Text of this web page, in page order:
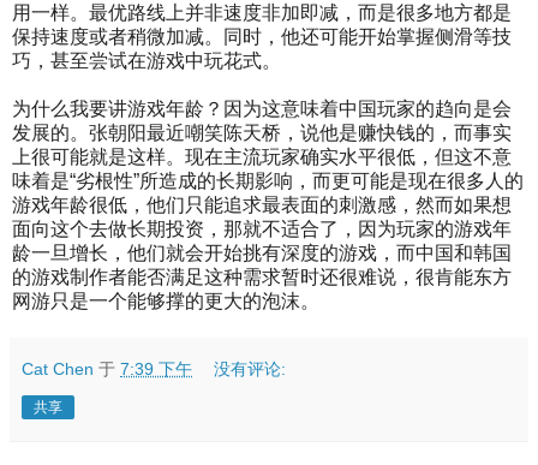
用一样。最优路线上并非速度非加即减，而是很多地方都是
保持速度或者稍微加减。同时，他还可能开始掌握侧滑等技
巧，甚至尝试在游戏中玩花式。
为什么我要讲游戏年龄？因为这意味着中国玩家的趋向是会
发展的。张朝阳最近嘲笑陈天桥，说他是赚快钱的，而事实
上很可能就是这样。现在主流玩家确实水平很低，但这不意
味着是“劣根性”所造成的长期影响，而更可能是现在很多人的
游戏年龄很低，他们只能追求最表面的刺激感，然而如果想
面向这个去做长期投资，那就不适合了，因为玩家的游戏年
龄一旦增长，他们就会开始挑有深度的游戏，而中国和韩国
的游戏制作者能否满足这种需求暂时还很难说，很肯能东方
网游只是一个能够撑的更大的泡沫。
Cat Chen 于 7:39 下午 没有评论:
共享